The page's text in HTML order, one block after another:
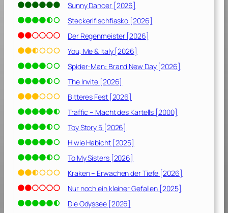
Sunny Dancer [2026]
Steckerlfischfiasko [2026]
Der Regenmeister [2026]
You, Me & Italy [2026]
Spider-Man: Brand New Day [2026]
The Invite [2026]
Bitteres Fest [2026]
Traffic – Macht des Kartells [2000]
Toy Story 5 [2026]
H wie Habicht [2025]
To My Sisters [2026]
Kraken – Erwachen der Tiefe [2026]
Nur noch ein kleiner Gefallen [2025]
Die Odyssee [2026]